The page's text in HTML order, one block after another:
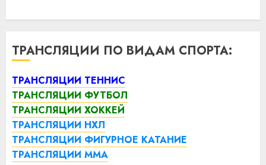
ТРАНСЛЯЦИИ ПО ВИДАМ СПОРТА:
ТРАНСЛЯЦИИ ТЕННИС
ТРАНСЛЯЦИИ ФУТБОЛ
ТРАНСЛЯЦИИ ХОККЕЙ
ТРАНСЛЯЦИИ НХЛ
ТРАНСЛЯЦИИ ФИГУРНОЕ КАТАНИЕ
ТРАНСЛЯЦИИ ММА